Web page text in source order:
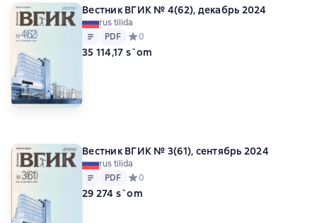
Вестник ВГИК № 4(62), декабрь 2024
rus tilida
Matn
PDF
PDF Средний рейтинг 0 на основе 0 оценок
0
35 114,17 s`om
Вестник ВГИК № 3(61), сентябрь 2024
rus tilida
Matn
PDF
PDF Средний рейтинг 0 на основе 0 оценок
0
29 274 s`om